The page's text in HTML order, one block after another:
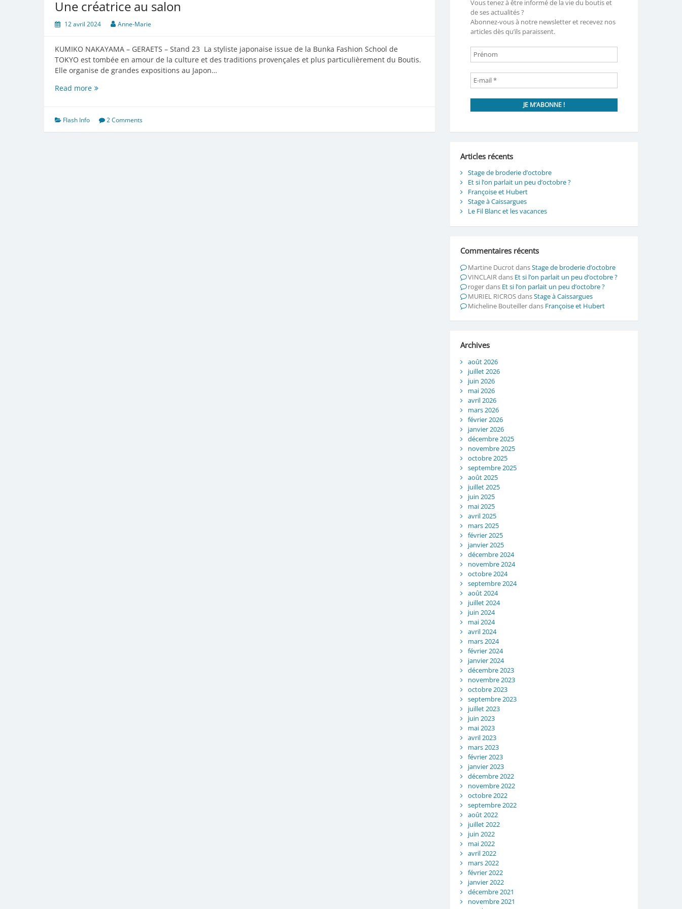
Une créatrice au salon
12 avril 2024 Anne-Marie
KUMIKO NAKAYAMA – GERAETS – Stand 23 La styliste japonaise issue de la Bunka Fashion School de
TOKYO est tombée en amour de la culture et des traditions provençales et plus particulièrement du Boutis.
Elle organise de grandes expositions au Japon…
Read moreUne
salon
Flash Info 2 Comments
Vous tenez à être informé de la vie du boutis et
de ses actualités ?
Abonnez-vous à notre newsletter et recevez nos
articles dès qu’ils paraissent.
Articles récents
Stage de broderie d’octobre
Et si l’on parlait un peu d’octobre ?
Françoise et Hubert
Stage à Caissargues
Le Fil Blanc et les vacances
Commentaires récents
Martine DucrotdansStage de broderie d’octobre
VINCLAIR dans Et si l’on parlait un peu d’octobre ?
rogerdans Et si l’on parlait un peu d’octobre ?
MURIEL RICROSdansStage à Caissargues
Micheline Bouteillerdans Françoise et Hubert
Archives
août 2026
juillet 2026
juin 2026
mai 2026
avril 2026
mars 2026
février 2026
janvier 2026
décembre 2025
novembre 2025
octobre 2025
septembre 2025
août 2025
juillet 2025
juin 2025
mai 2025
avril 2025
mars 2025
février 2025
janvier 2025
décembre 2024
novembre 2024
octobre 2024
septembre 2024
août 2024
juillet 2024
juin 2024
mai 2024
avril 2024
mars 2024
février 2024
janvier 2024
décembre 2023
novembre 2023
octobre 2023
septembre 2023
juillet 2023
juin 2023
mai 2023
avril 2023
mars 2023
février 2023
janvier 2023
décembre 2022
novembre 2022
octobre 2022
septembre 2022
août 2022
juillet 2022
juin 2022
mai 2022
avril 2022
mars 2022
février 2022
janvier 2022
décembre 2021
novembre 2021